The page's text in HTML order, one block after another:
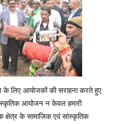
लिए आयोजकों की सराहना करते हुए
आयोजन न केवल हमारी
क्षेत्र के सामाजिक एवं सांस्कृतिक